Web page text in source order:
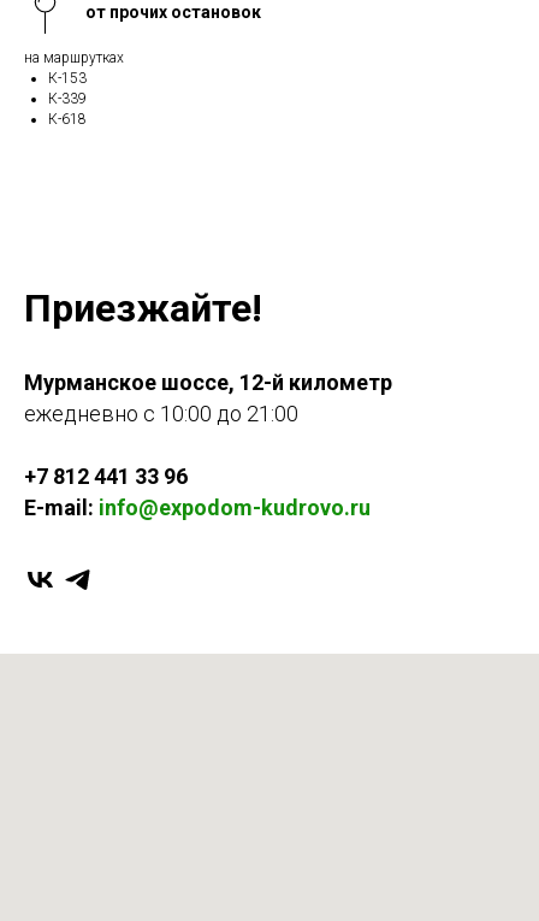
от прочих остановок
на маршрутках
К-153
К-339
К-618
Приезжайте!
Мурманское шоссе, 12-й километр
ежедневно с 10:00 до 21:00
+7 812 441 33 96
E-mail: info@expodom-kudrovo.ru